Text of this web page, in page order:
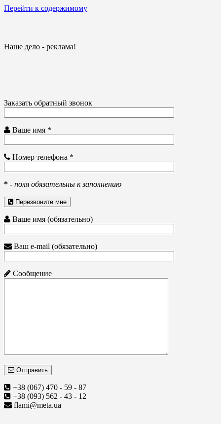
Перейти к содержимому
Наше дело - реклама!
Заказать обратный звонок
Ваше имя *
Номер телефона *
* - поля обязательны к заполнению
Перезвоните мне
Ваше имя (обязательно)
Ваш e-mail (обязательно)
Сообщение
Отправить
+38 (067) 470 - 59 - 87
+38 (093) 562 - 43 - 12
flami@meta.ua